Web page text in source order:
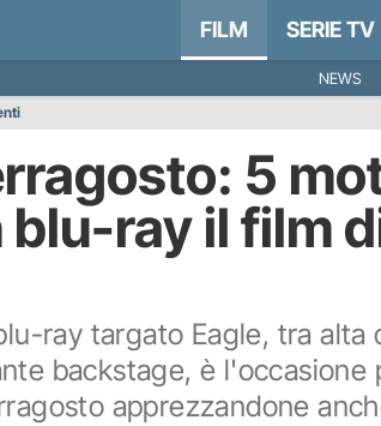
FILM SERIE TV
NEWS
5
ray il film
ray targato Eagle, tra alta
backstage, è l'occasione
apprezzandone